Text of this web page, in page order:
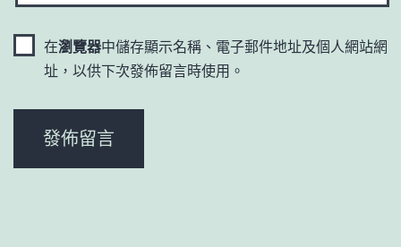
在瀏覽器中儲存顯示名稱、電子郵件地址及個人網站網
址，以供下次發佈留言時使用。